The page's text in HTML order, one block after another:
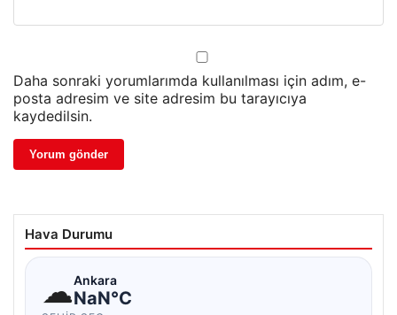
Daha sonraki yorumlarımda kullanılması için adım, e-
posta adresim ve site adresim bu tarayıcıya
kaydedilsin.
Hava Durumu
☁Ankara
NaN°C